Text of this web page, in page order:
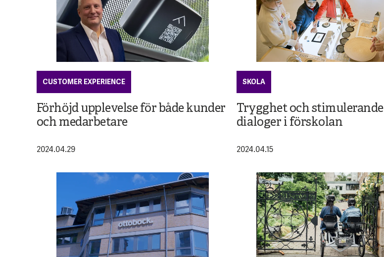
CUSTOMER EXPERIENCE
Förhöjd upplevelse för både kunder
och medarbetare
2024.04.29
SKOLA
Trygghet och stimulerande
dialoger i förskolan
2024.04.15